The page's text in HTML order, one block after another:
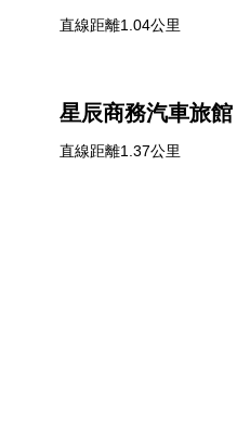
直線距離1.04公里
星辰商務汽車旅館
直線距離1.37公里